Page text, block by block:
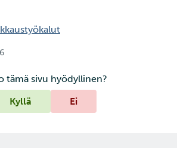
tämä sivu hyödyllinen?
Kyllä
Ei